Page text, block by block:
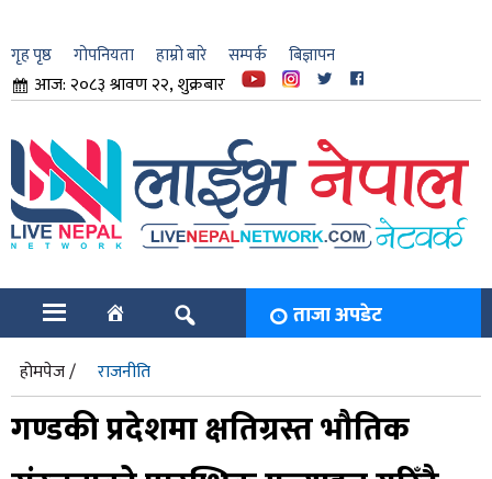
गृह पृष्ठ गोपनियता हाम्रो बारे सम्पर्क बिज्ञापन
आज: २०८३ श्रावण २२, शुक्रबार
ताजा अपडेट
होमपेज / राजनीति
गण्डकी प्रदेशमा क्षतिग्रस्त भौतिक